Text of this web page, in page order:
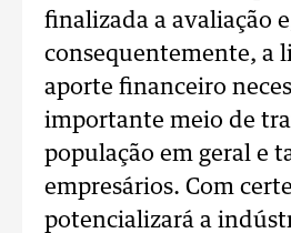
finalizada a avaliação
consequentemente, a
aporte financeiro
importante meio de
população em geral e
empresários. Com
potencializará a